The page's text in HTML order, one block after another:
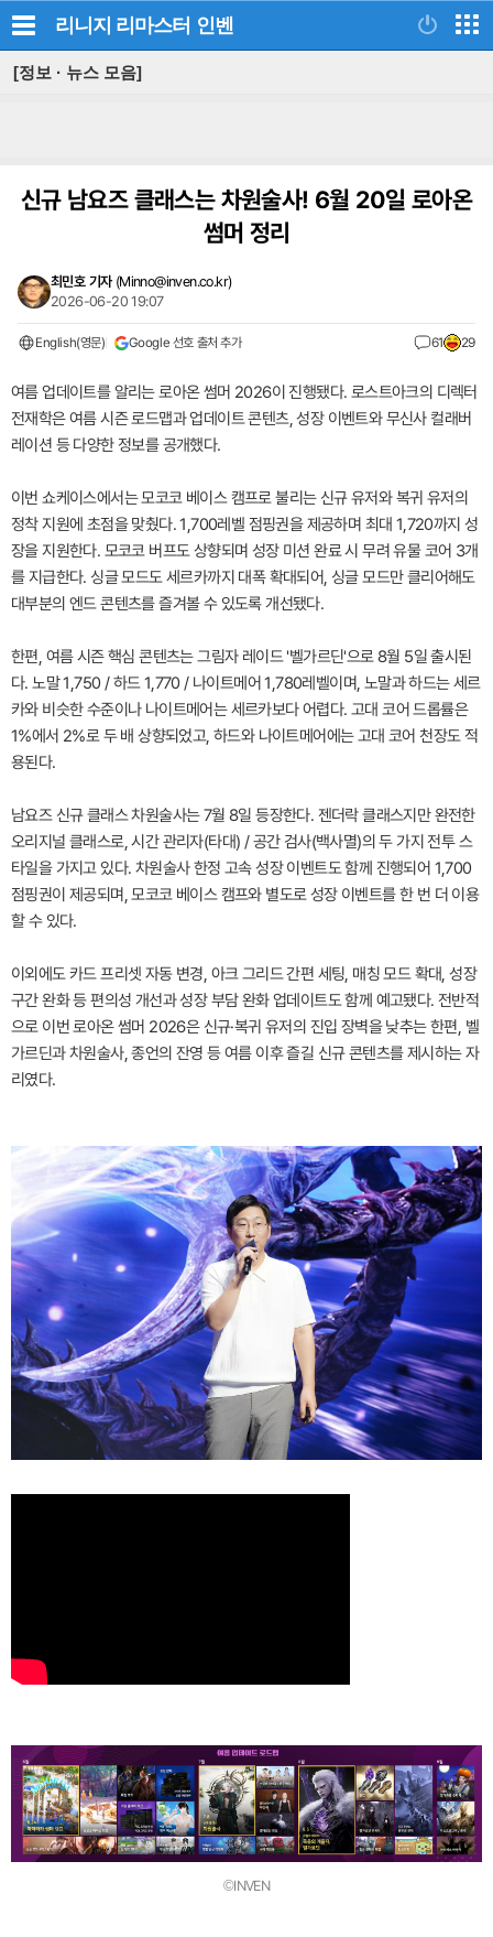
리니지 리마스터 인벤
[정보 · 뉴스 모음]
신규 남요즈 클래스는 차원술사! 6월 20일 로아온
썸머 정리
최민호 기자 (Minno@inven.co.kr)
2026-06-20 19:07
English(영문) Google 선호 출처 추가 61 29
여름 업데이트를 알리는 로아온 썸머 2026이 진행됐다. 로스트아크의 디렉터
전재학은 여름 시즌 로드맵과 업데이트 콘텐츠, 성장 이벤트와 무신사 컬래버
레이션 등 다양한 정보를 공개했다.
이번 쇼케이스에서는 모코코 베이스 캠프로 불리는 신규 유저와 복귀 유저의
정착 지원에 초점을 맞췄다. 1,700레벨 점핑권을 제공하며 최대 1,720까지 성
장을 지원한다. 모코코 버프도 상향되며 성장 미션 완료 시 무려 유물 코어 3개
를 지급한다. 싱글 모드도 세르카까지 대폭 확대되어, 싱글 모드만 클리어해도
대부분의 엔드 콘텐츠를 즐겨볼 수 있도록 개선됐다.
한편, 여름 시즌 핵심 콘텐츠는 그림자 레이드 '벨가르딘'으로 8월 5일 출시된
다. 노말 1,750 / 하드 1,770 / 나이트메어 1,780레벨이며, 노말과 하드는 세르
카와 비슷한 수준이나 나이트메어는 세르카보다 어렵다. 고대 코어 드롭률은
1%에서 2%로 두 배 상향되었고, 하드와 나이트메어에는 고대 코어 천장도 적
용된다.
남요즈 신규 클래스 차원술사는 7월 8일 등장한다. 젠더락 클래스지만 완전한
오리지널 클래스로, 시간 관리자(타대) / 공간 검사(백사멸)의 두 가지 전투 스
타일을 가지고 있다. 차원술사 한정 고속 성장 이벤트도 함께 진행되어 1,700
점핑권이 제공되며, 모코코 베이스 캠프와 별도로 성장 이벤트를 한 번 더 이용
할 수 있다.
이외에도 카드 프리셋 자동 변경, 아크 그리드 간편 세팅, 매칭 모드 확대, 성장
구간 완화 등 편의성 개선과 성장 부담 완화 업데이트도 함께 예고됐다. 전반적
으로 이번 로아온 썸머 2026은 신규·복귀 유저의 진입 장벽을 낮추는 한편, 벨
가르딘과 차원술사, 종언의 잔영 등 여름 이후 즐길 신규 콘텐츠를 제시하는 자
리였다.
©INVEN